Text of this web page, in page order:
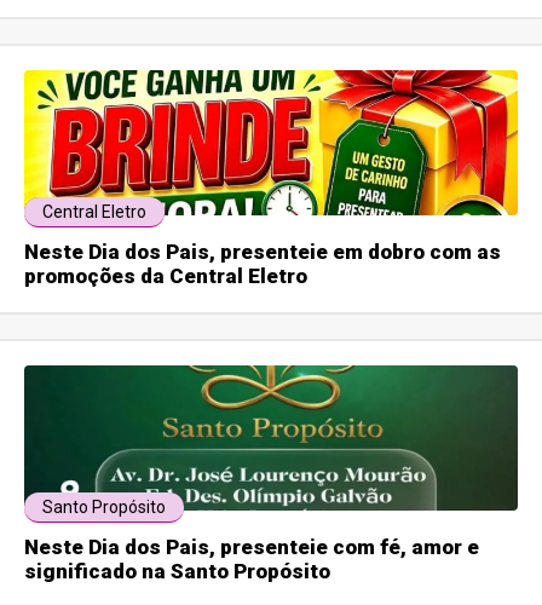
Central Eletro
Neste Dia dos Pais, presenteie em dobro com as
promoções da Central Eletro
Santo Propósito
Neste Dia dos Pais, presenteie com fé, amor e
significado na Santo Propósito